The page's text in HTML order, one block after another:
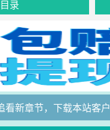
目录
看新章节，下载本站客